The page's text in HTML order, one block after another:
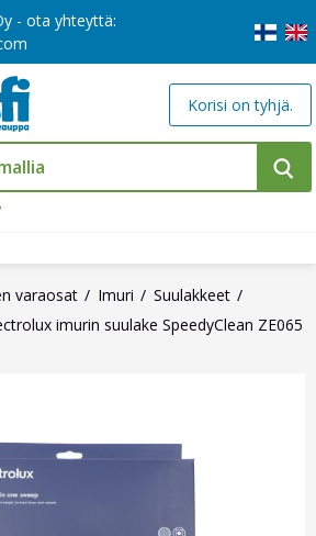
- ota yhteyttä:
Korisi on tyhjä.
varaosat Imuri
Suulakkeet
imurin suulake SpeedyClean ZE065